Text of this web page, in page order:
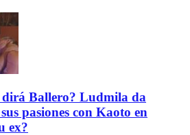
Ballero? Ludmila da
pasiones con Kaoto en
ex?